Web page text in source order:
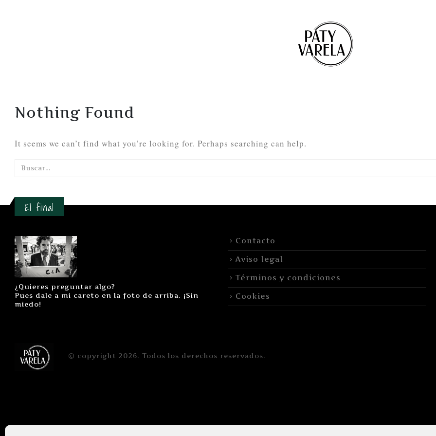
Nothing Found
It seems we can’t find what you’re looking for. Perhaps searching can help.
El final
¿Quieres preguntar algo?
Pues dale a mi careto en la foto de arriba. ¡Sin
miedo!
Contacto
Aviso legal
Términos y condiciones
Cookies
© copyright 2026. Todos los derechos reservados.